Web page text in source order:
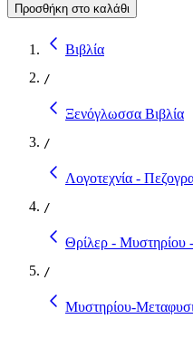
Προσθήκη στο καλάθι
Βιβλία
/
Ξενόγλωσσα Βιβλία
/
Λογοτεχνία -
/
Θρίλερ - Μυστηρίου
/
Μυστηρίου-